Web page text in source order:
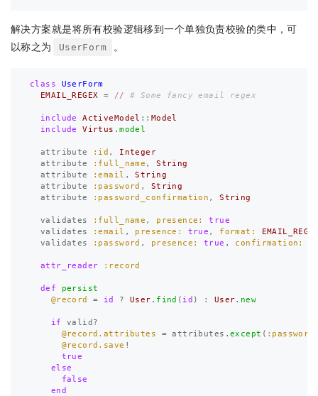
解决方案就是将所有校验逻辑移到一个单独负责校验的类中，可
以称之为
UserForm 。
class
UserForm
EMAIL_REGEX
= // # Some fancy email regex
include ActiveModel :: Model
include
Virtus .model
attribute :id ,
Integer
attribute
:full_name ,
String
attribute
:email ,
String
attribute
:password ,
String
attribute
:password_confirmation , String
validates :full_name , presence: true
validates
:email , presence: true , format:
validates
:password , presence: true , confirmation:
attr_reader :record
def
persist
@record
= id ? User . find ( id ) : User. new
if
valid?
@record.attributes
= attributes . except (
@record.save !
true
else
false
end